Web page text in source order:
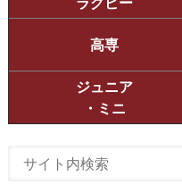
高専
ジュニア
・ミニ